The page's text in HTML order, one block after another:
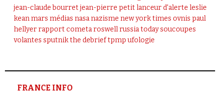
jean-claude bourretjean-pierre petitlanceur d'alerte leslie
keanmars médias nasanazisme new york times ovnis paul
hellyerrapport cometaroswellrussia todaysoucoupes
volantes sputnikthe debrieftpmp ufologie
FRANCE INFO